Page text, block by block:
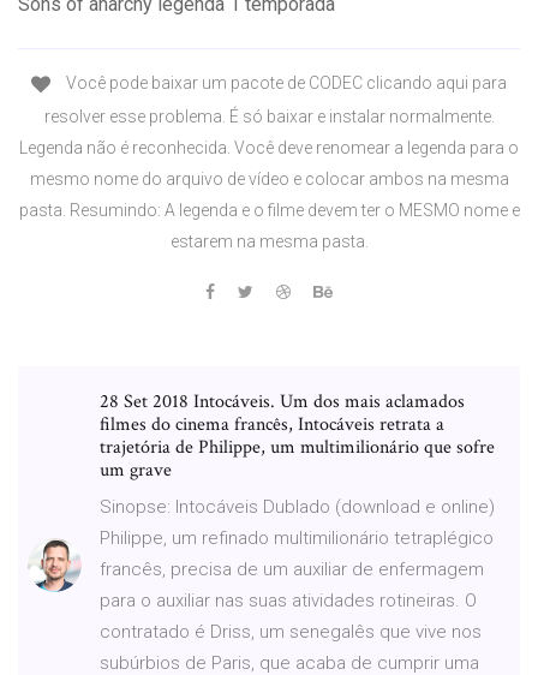
Sons of anarchy legenda 1 temporada
Você pode baixar um pacote de CODEC clicando aqui para
resolver esse problema. É só baixar e instalar normalmente.
Legenda não é reconhecida. Você deve renomear a legenda para o
mesmo nome do arquivo de vídeo e colocar ambos na mesma
pasta. Resumindo: A legenda e o filme devem ter o MESMO nome e
estarem na mesma pasta.
28 Set 2018 Intocáveis. Um dos mais aclamados
filmes do cinema francês, Intocáveis retrata a
trajetória de Philippe, um multimilionário que sofre
um grave
Sinopse: Intocáveis Dublado (download e online)
Philippe, um refinado multimilionário tetraplégico
francês, precisa de um auxiliar de enfermagem
para o auxiliar nas suas atividades rotineiras. O
contratado é Driss, um senegalês que vive nos
subúrbios de Paris, que acaba de cumprir uma